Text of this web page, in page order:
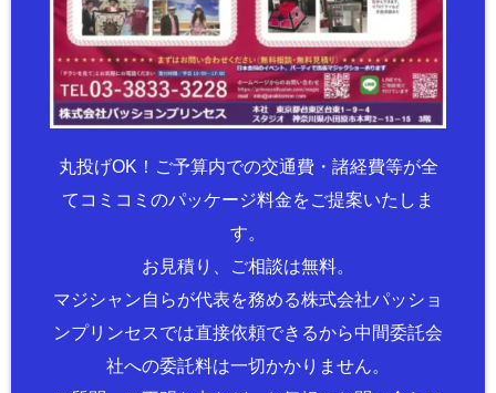
丸投げOK！ご予算内での交通費・諸経費等が全
てコミコミのパッケージ料金をご提案いたしま
す。
お見積り、ご相談は無料。
マジシャン自らが代表を務める株式会社パッショ
ンプリンセスでは直接依頼できるから中間委託会
社への委託料は一切かかりません。